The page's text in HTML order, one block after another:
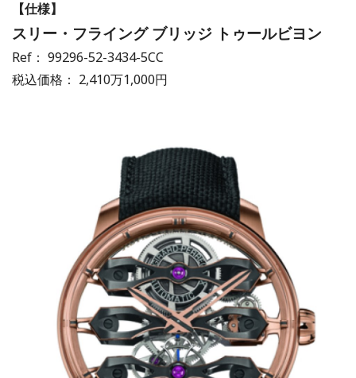
【仕様】
スリー・フライング ブリッジ トゥールビヨン
Ref： 99296-52-3434-5CC
税込価格： 2,410万1,000円